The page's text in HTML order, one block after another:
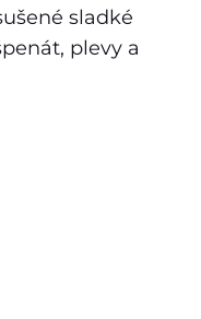
sladké
plevy a